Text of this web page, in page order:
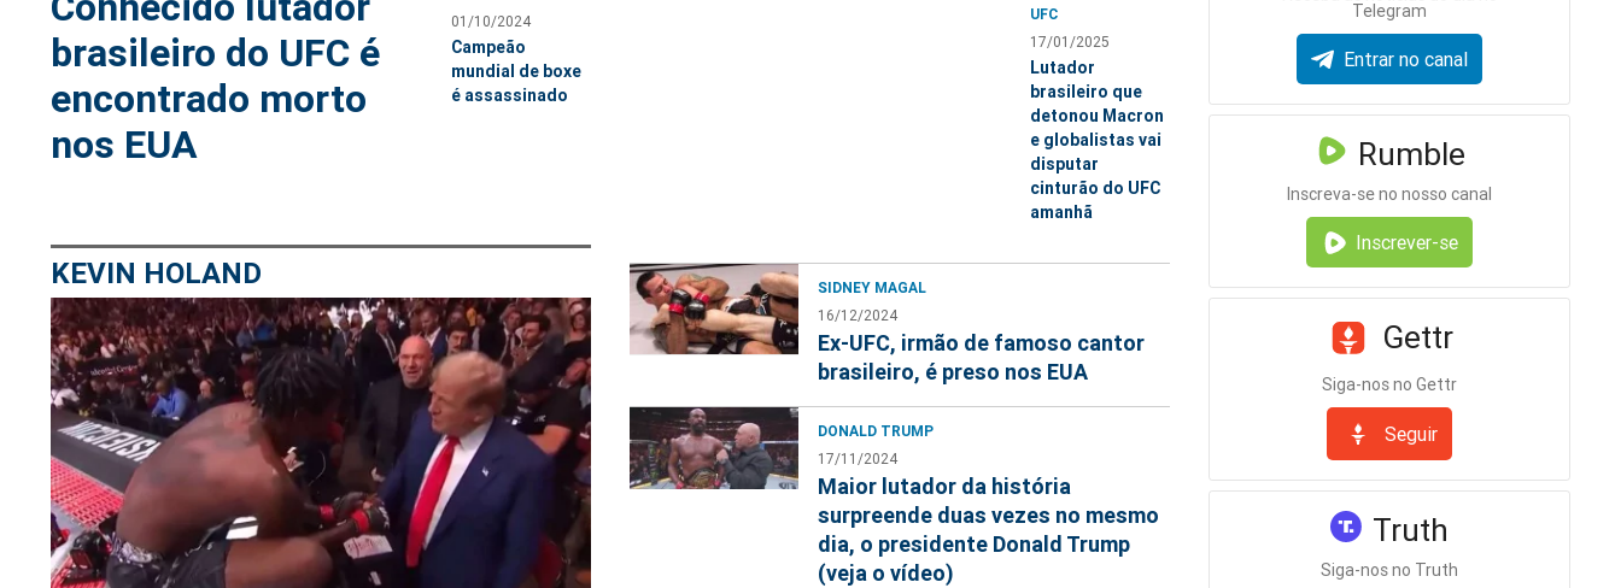
brasileiro do UFC é
encontrado morto
nos EUA
01/10/2024
Campeão
mundial de boxe
é assassinado
KEVIN HOLAND
UFC
17/01/2025
Lutador
brasileiro que
detonou Macron
e globalistas vai
disputar
cinturão do UFC
amanhã
SIDNEY MAGAL
16/12/2024
Ex-UFC, irmão de famoso cantor
brasileiro, é preso nos EUA
DONALD TRUMP
17/11/2024
Maior lutador da história
surpreende duas vezes no mesmo
dia, o presidente Donald Trump
(veja o vídeo)
Telegram
Entrar no canal
Rumble
Inscreva-se no nosso canal
Inscrever-se
Gettr
Siga-nos no Gettr
Seguir
Truth
Siga-nos no Truth